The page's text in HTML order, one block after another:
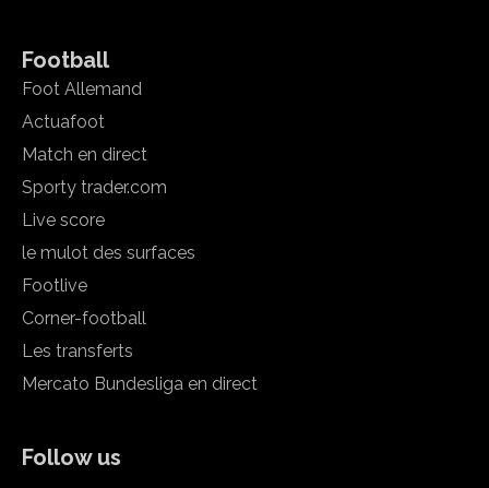
Football
Foot Allemand
Actuafoot
Match en direct
Sporty trader.com
Live score
le mulot des surfaces
Footlive
Corner-football
Les transferts
Mercato Bundesliga en direct
Follow us